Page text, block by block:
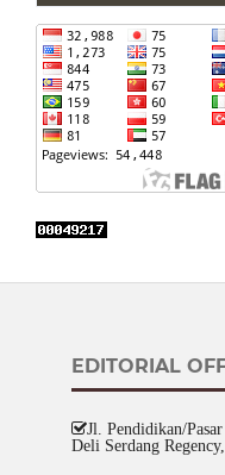
EDITORIAL
Jl. Pendidikan/
Deli Serdang